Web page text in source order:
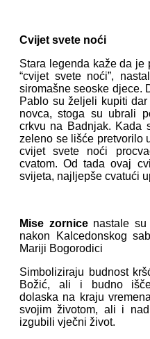
Cvijet svete noći
Stara legenda kaže da je
“cvijet svete noći”,
siromašne seoske djece.
Pablo su željeli kupiti
novca, stoga su ubrali
crkvu na Badnjak. Kada
zeleno se lišće pretvorilo
cvijet svete noći
cvatom. Od tada ovaj
svijeta, najljepše cvatući
Mise zornicenastale su
nakon Kalcedonskog
Mariji Bogorodici
Simboliziraju budnost
Božić, ali i budno
dolaska na kraju
svojim životom, ali i
izgubili vječni život.